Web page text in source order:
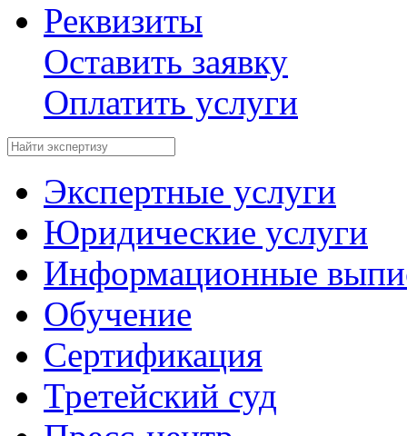
Реквизиты
Оставить заявку
Оплатить услуги
Экспертные услуги
Юридические услуги
Информационные
Обучение
Сертификация
Третейский суд